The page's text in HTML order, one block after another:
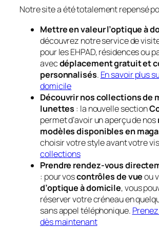
Notre site a été totalement repensé
Mettre en valeur l’optique à
découvrez notre service de
pour les EHPAD, résidences ou
avecdéplacement gratuit et
personnalisés. En savoir plus
domicile
Découvrir nos collections de
lunettes : la nouvelle section
permet d’avoir un aperçu de nos
modèles disponibles en
choisir votre style avant votre
collections
Prendre rendez-vous
: pour voscontrôles de vueou
d’optique à domicile, vous
réserver votre créneau en
sans appel téléphonique.
dès maintenant